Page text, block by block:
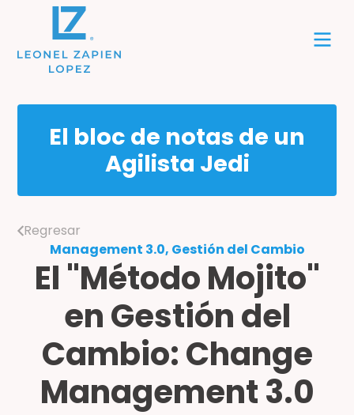
El bloc de notas de un
Agilista Jedi
Regresar
Management 3.0, Gestión del Cambio
El "Método Mojito"
en Gestión del
Cambio: Change
Management 3.0